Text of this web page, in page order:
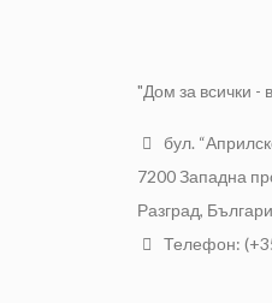
"Дом за всички -
бул.
7200 Западна
Разград,
Телефон: